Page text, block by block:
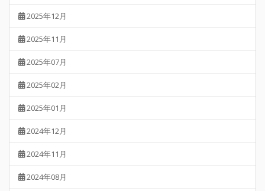
2025年12月
2025年11月
2025年07月
2025年02月
2025年01月
2024年12月
2024年11月
2024年08月